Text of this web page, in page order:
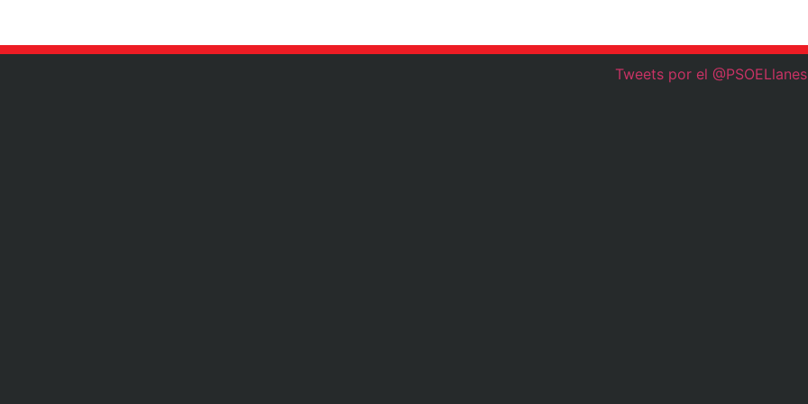
Tweets por el